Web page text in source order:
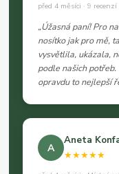
před 4 měsíci · 9 recenzí
„Úžasná paní! Pro
nosítko jak pro mě,
vysvětlila, ukázala,
podle našich
opravdu to nejlepší
A
Aneta
★★★★★